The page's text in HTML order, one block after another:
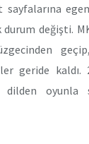
değişti.
geride kaldı.
oyunla